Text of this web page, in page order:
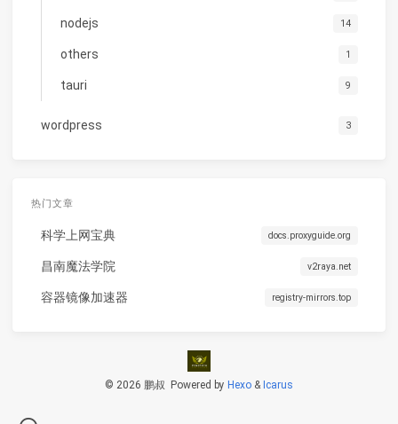
nodejs 14
others 1
tauri 9
wordpress 3
热门文章
科学上网宝典 docs.proxyguide.org
昌南魔法学院 v2raya.net
容器镜像加速器 registry-mirrors.top
© 2026 鹏叔 Powered by Hexo & Icarus